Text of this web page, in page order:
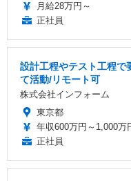
月給28万円～
正社員
設計工程やテスト工程で
て活動/リモート可
株式会社インフォーム
東京都
年収600万円～1,000万
正社員